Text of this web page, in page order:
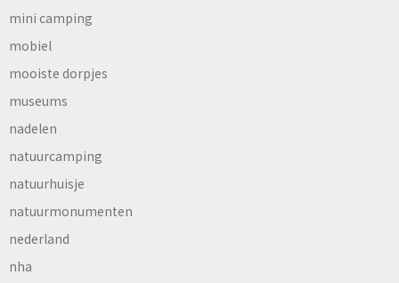
mini camping
mobiel
mooiste dorpjes
museums
nadelen
natuurcamping
natuurhuisje
natuurmonumenten
nederland
nha